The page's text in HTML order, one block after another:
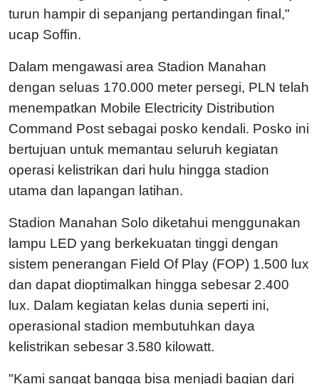
turun hampir di sepanjang pertandingan final,"
ucap Soffin.
Dalam mengawasi area Stadion Manahan
dengan seluas 170.000 meter persegi, PLN telah
menempatkan Mobile Electricity Distribution
Command Post sebagai posko kendali. Posko ini
bertujuan untuk memantau seluruh kegiatan
operasi kelistrikan dari hulu hingga stadion
utama dan lapangan latihan.
Stadion Manahan Solo diketahui menggunakan
lampu LED yang berkekuatan tinggi dengan
sistem penerangan Field Of Play (FOP) 1.500 lux
dan dapat dioptimalkan hingga sebesar 2.400
lux. Dalam kegiatan kelas dunia seperti ini,
operasional stadion membutuhkan daya
kelistrikan sebesar 3.580 kilowatt.
"Kami sangat bangga bisa menjadi bagian dari